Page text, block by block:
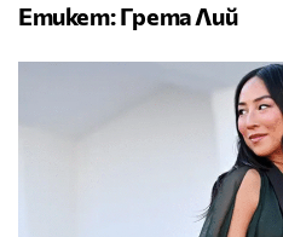
Етикет:Грета Лий